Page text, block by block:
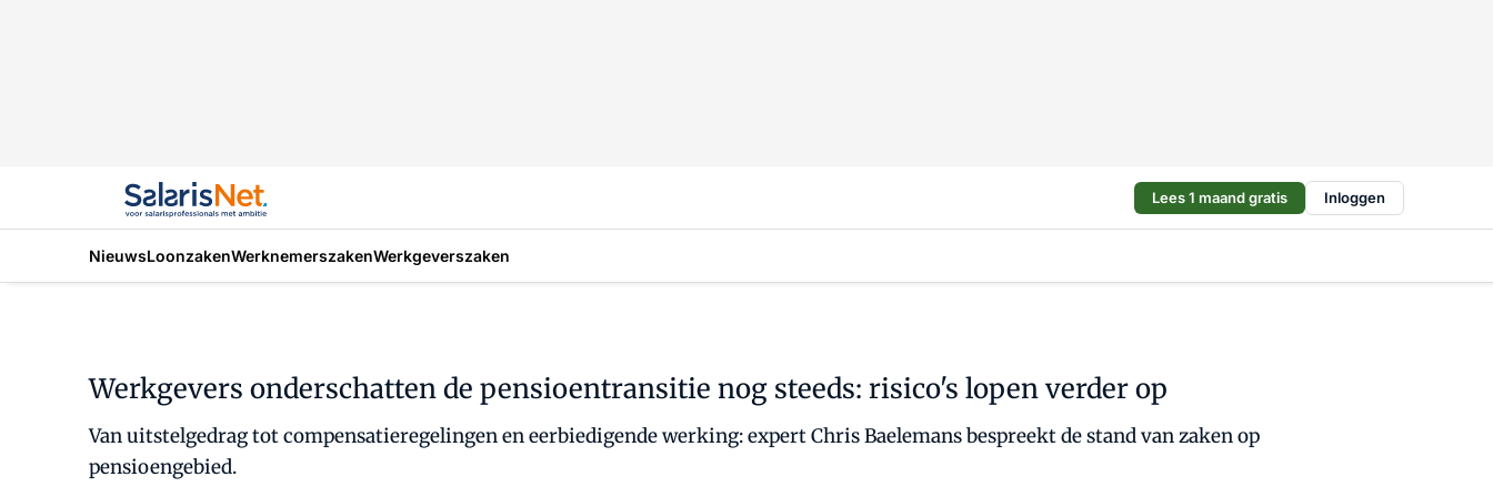
Lees 1 maand gratis Inloggen
NieuwsLoonzakenWerknemerszakenWerkgeverszaken
Werkgevers onderschatten de pensioentransitie nog steeds: risico's lopen verder op
Van uitstelgedrag tot compensatieregelingen en eerbiedigende werking: expert Chris Baelemans bespreekt de stand van zaken op
pensioengebied.